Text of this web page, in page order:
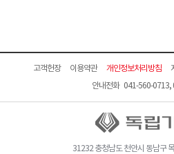
고객헌장 이용약관 개인정보처리방침
안내전화 041-560-0713,
31232 충청남도 천안시 동남구